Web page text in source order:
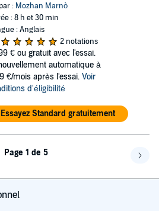
: Mozhan Marnò
: 8 h et 30 min
: Anglais
2 notations
€ ou gratuit avec l'essai.
automatique à
€/mois après l'essai. Voir
d'éligibilité
Essayez Standard gratuitement
Page 1 de 5